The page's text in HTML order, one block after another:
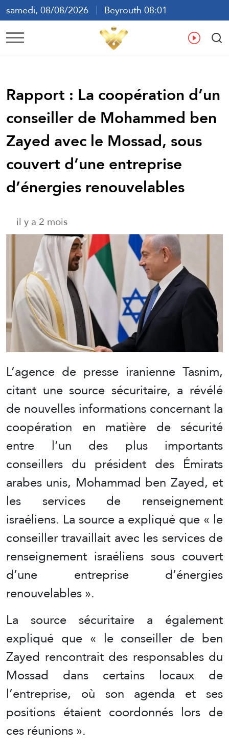
samedi, 08/08/2026
Beyrouth 08:01
ع
Rapport : La coopération d’un
conseiller de Mohammed ben
Zayed avec le Mossad, sous
couvert d’une entreprise
d’énergies renouvelables
il y a 2 mois
L’agence de presse iranienne Tasnim,
citant une source sécuritaire, a révélé
de nouvelles informations concernant la
coopération en matière de sécurité
entre l’un des plus importants
conseillers du président des Émirats
arabes unis, Mohammad ben Zayed, et
les services de renseignement
israéliens. La source a expliqué que « le
conseiller travaillait avec les services de
renseignement israéliens sous couvert
d’une entreprise d’énergies
renouvelables ».
La source sécuritaire a également
expliqué que « le conseiller de ben
Zayed rencontrait des responsables du
Mossad dans certains locaux de
l’entreprise, où son agenda et ses
positions étaient coordonnés lors de
ces réunions ».